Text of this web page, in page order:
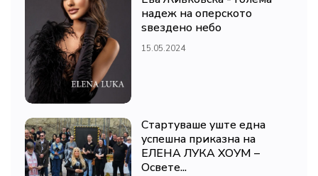
надеж на оперското
ѕвездено небо
15.05.2024
Стартуваше уште една
успешна приказна на
ЕЛЕНА ЛУКА ХОУМ –
Освете...